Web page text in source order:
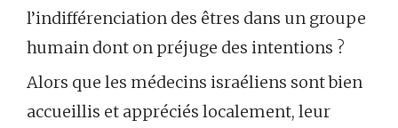
l’indifférenciation des êtres dans un groupe
humain dont on préjuge des intentions ?
Alors que les médecins israéliens sont bien
accueillis et appréciés localement, leur